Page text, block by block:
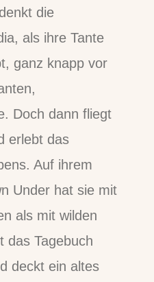
die
als ihre Tante
ganz knapp vor
Doch dann fliegt
erlebt das
Auf ihrem
Under hat sie mit
als mit wilden
das Tagebuch
deckt ein altes